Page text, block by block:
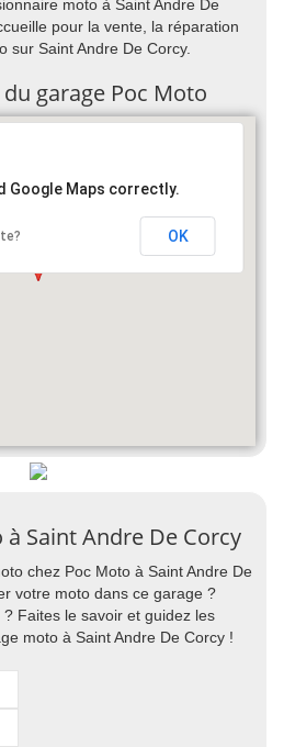
moto à Saint Andre De
pour la vente, la réparation
sur Saint Andre De Corcy.
garage Poc Moto
Google Maps correctly.
OK
Saint Andre De Corcy
chez Poc Moto à Saint Andre De
votre moto dans ce garage ?
Faites le savoir et guidez les
moto à Saint Andre De Corcy !